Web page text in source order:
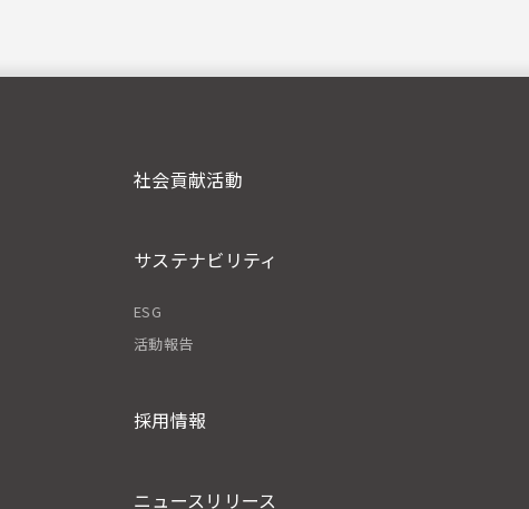
社会貢献活動
サステナビリティ
ESG
活動報告
採用情報
ニュースリリース